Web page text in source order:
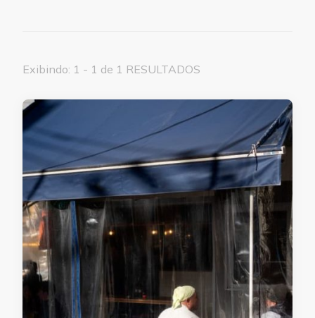
Exibindo: 1 - 1 de 1 RESULTADOS